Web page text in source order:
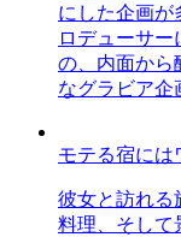
にした企画が
ロデューサ
の、内面から
なグラビア企
モテる宿には
彼女と訪れ
料理、そして